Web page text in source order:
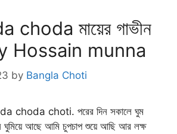
choda মায়ের গাভীন
Hossain munna
by Bangla Choti
choda choti. পরের দিন সকালে ঘুম
ঘুমিয়ে আছে আমি চুপচাপ শুয়ে আছি আর লক্ষ